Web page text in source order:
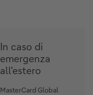
In caso di
emergenza
all'estero
MasterCard Global